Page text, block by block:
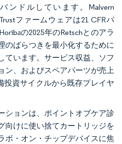
ンドルしています。Malvern
ファームウェアは21 CFRパ
の2025年のRetschとのアラ
のばらつきを最小化するために
ています。サービス収益、ソフ
ン、およびスペアパーツが売上
投資サイクルから既存プレイヤ
ションは、ポイントオブケア診
向けに使い捨てカートリッジを
ボ・オン・チップデバイスに焦